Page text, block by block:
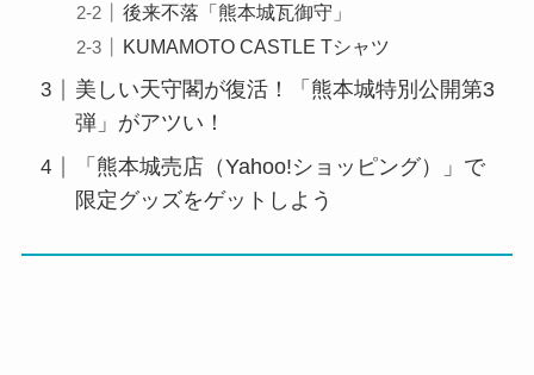
後来不落「熊本城瓦御守」
KUMAMOTO CASTLE Tシャツ
美しい天守閣が復活！「熊本城特別公開第3
弾」がアツい！
「熊本城売店（Yahoo!ショッピング）」で
限定グッズをゲットしよう